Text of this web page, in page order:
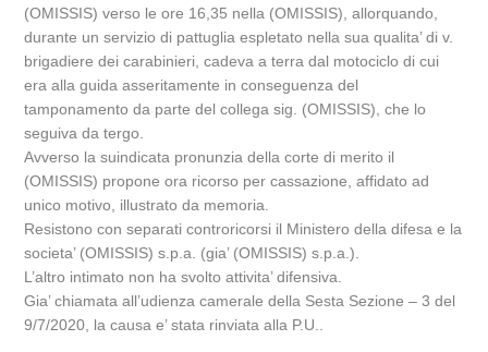
(OMISSIS) verso le ore 16,35 nella (OMISSIS), allorquando,
durante un servizio di pattuglia espletato nella sua qualita’ di v.
brigadiere dei carabinieri, cadeva a terra dal motociclo di cui
era alla guida asseritamente in conseguenza del
tamponamento da parte del collega sig. (OMISSIS), che lo
seguiva da tergo.
Avverso la suindicata pronunzia della corte di merito il
(OMISSIS) propone ora ricorso per cassazione, affidato ad
unico motivo, illustrato da memoria.
Resistono con separati controricorsi il Ministero della difesa e la
societa’ (OMISSIS) s.p.a. (gia’ (OMISSIS) s.p.a.).
L’altro intimato non ha svolto attivita’ difensiva.
Gia’ chiamata all’udienza camerale della Sesta Sezione – 3 del
9/7/2020, la causa e’ stata rinviata alla P.U..